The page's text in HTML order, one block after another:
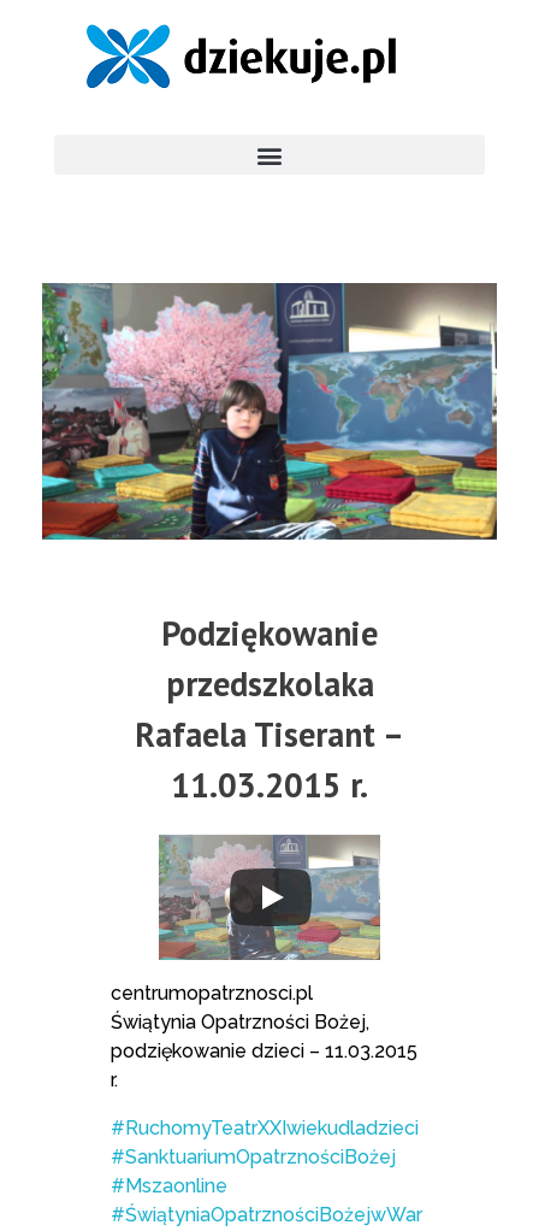
Podziękowanie
przedszkolaka
Rafaela Tiserant –
11.03.2015 r.
centrumopatrznosci.pl
Świątynia Opatrzności Bożej,
podziękowanie dzieci – 11.03.2015
r.
#RuchomyTeatrXXIwiekudladzieci
#SanktuariumOpatrznościBożej
#Mszaonline
#ŚwiątyniaOpatrznościBożejwWar